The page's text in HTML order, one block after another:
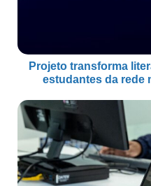
Projeto transforma
estudantes da rede